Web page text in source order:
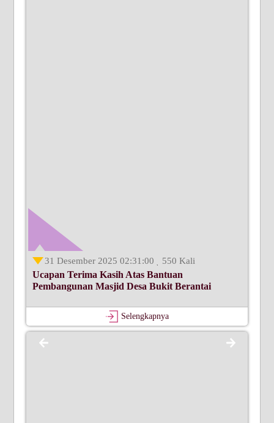
31 Desember 2025 02:31:00
550 Kali
Ucapan Terima Kasih Atas Bantuan
Pembangunan Masjid Desa Bukit Berantai
Selengkapnya